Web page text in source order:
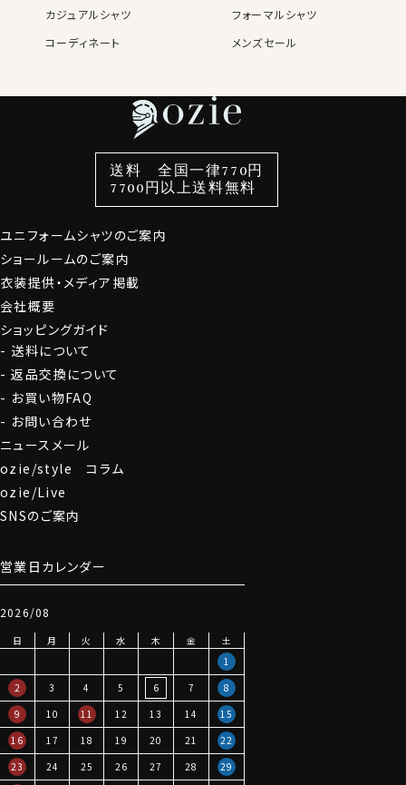
カジュアルシャツ
フォーマルシャツ
コーディネート
メンズセール
袖・カフス型から選ぶ
スタイルから選ぶ
カジュアルシャツ
カフスボタン
財布・名刺入れ
バッグ
ストール・マフラー
ユニフォームシャツのご案内
ショールームのご案内
衣装提供・メディア掲載
会社概要
ショッピングガイド
送料について
返品交換について
お買い物FAQ
お問い合わせ
ニュースメール
ozie/style コラム
ozie/Live
SNSのご案内
営業日カレンダー
2026/08
日 月 火 水 木 金
土
1
2
3 4 5 6 7
8
9
10 11 12 13 14
15
16
17 18 19 20 21
22
23
24 25 26 27 28
29
送料 全国一律770円
7700円以上送料無料